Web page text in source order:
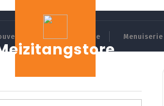
Domotique